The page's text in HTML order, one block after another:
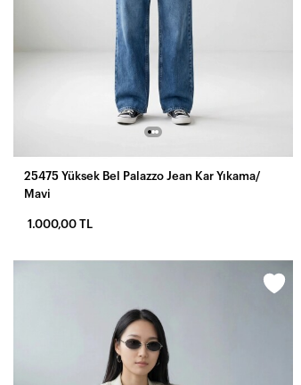
25475 Yüksek Bel Palazzo Jean Kar Yıkama/
Mavi
1.000,00 TL